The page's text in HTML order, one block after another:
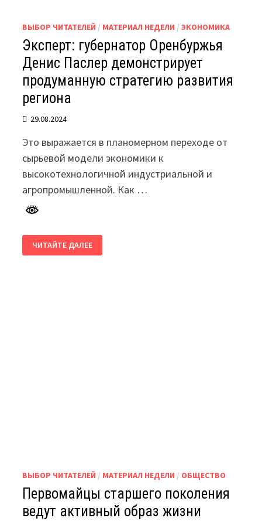
ВЫБОР ЧИТАТЕЛЕЙ / МАТЕРИАЛ НЕДЕЛИ /ЭКОНОМИКА
Эксперт: губернатор Оренбуржья
Денис Паслер демонстрирует
продуманную стратегию развития
региона
29.08.2024
Это выражается в планомерном переходе от
сырьевой модели экономики к
высокотехнологичной индустриальной и
агропромышленной. Как …
ЭКСПЕРТ:
ГУБЕРНАТОР
ОРЕНБУРЖЬЯ
ЧИТАЙТЕ ДАЛЕЕ
ВЫБОР ЧИТАТЕЛЕЙ / МАТЕРИАЛ НЕДЕЛИ / ОБЩЕСТВО
Первомайцы старшего поколения
ведут активный образ жизни